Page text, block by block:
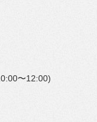
〜12:00)